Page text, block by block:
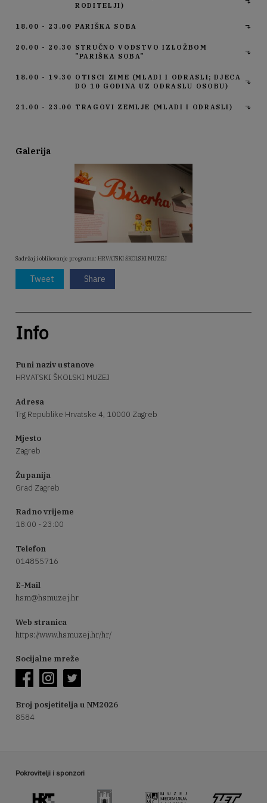
RODITELJI)
18.00 - 23.00 PARIŠKA SOBA
20.00 - 20.30 STRUČNO VODSTVO IZLOŽBOM
"PARIŠKA SOBA"
18.00 - 19.30 OTISCI ZIME (MLADI I ODRASLI; DJECA
DO 10 GODINA UZ ODRASLU OSOBU)
21.00 - 23.00 TRAGOVI ZEMLJE (MLADI I ODRASLI)
Galerija
Sadržaj i oblikovanje programa: HRVATSKI ŠKOLSKI MUZEJ
Tweet Share
Info
Puni naziv ustanove
HRVATSKI ŠKOLSKI MUZEJ
Adresa
Trg Republike Hrvatske 4, 10000 Zagreb
Mjesto
Zagreb
Županija
Grad Zagreb
Radno vrijeme
18:00 - 23:00
Telefon
014855716
E-Mail
hsm@hsmuzej.hr
Web stranica
https://www.hsmuzej.hr/hr/
Socijalne mreže
Broj posjetitelja u NM2026
8584
Pokrovitelji i sponzori